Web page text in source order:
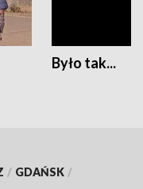
Było tak...
/ GDAŃSK /